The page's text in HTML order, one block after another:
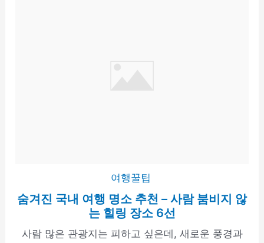
여행꿀팁
숨겨진 국내 여행 명소 추천 – 사람 붐비지 않
는 힐링 장소 6선
사람 많은 관광지는 피하고 싶은데, 새로운 풍경과